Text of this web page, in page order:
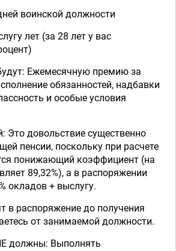
воинской должности
лет (за 28 лет у вас
Ежемесячную премию за
обязанностей, надбавки
и особые условия
Это довольствие существенно
пенсии, поскольку при расчете
понижающий коэффициент (на
89,32%), а в распоряжении
окладов + выслугу.
в распоряжение до получения
от занимаемой должности.
должны: Выполнять